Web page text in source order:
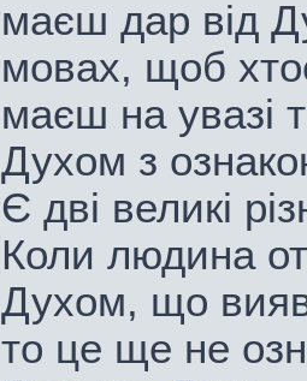
маєш дар від
мовах, щоб
маєш на увазі
Духом з
Є дві великі
Коли людина
Духом, що
то це ще не